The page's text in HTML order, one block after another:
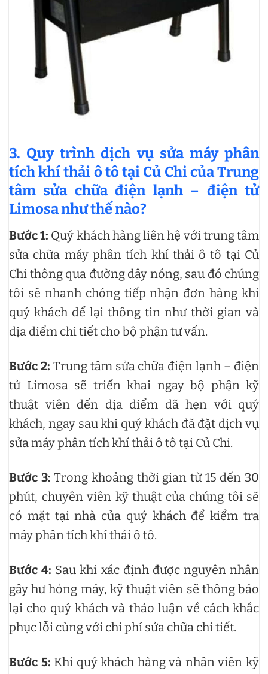
3. Quy trình dịch vụ sửa máy phân
tích khí thải ô tô tại Củ Chi của Trung
tâm sửa chữa điện lạnh – điện tử
Limosa như thế nào?
Bước 1: Quý khách hàng liên hệ với trung tâm
sửa chữa máy phân tích khí thải ô tô tại Củ
Chi thông qua đường dây nóng, sau đó chúng
tôi sẽ nhanh chóng tiếp nhận đơn hàng khi
quý khách để lại thông tin như thời gian và
địa điểm chi tiết cho bộ phận tư vấn.
Bước 2: Trung tâm sửa chữa điện lạnh – điện
tử Limosa sẽ triển khai ngay bộ phận kỹ
thuật viên đến địa điểm đã hẹn với quý
khách, ngay sau khi quý khách đã đặt dịch vụ
sửa máy phân tích khí thải ô tô tại Củ Chi.
Bước 3:Trong khoảng thời gian từ 15 đến 30
phút, chuyên viên kỹ thuật của chúng tôi sẽ
có mặt tại nhà của quý khách để kiểm tra
máy phân tích khí thải ô tô.
Bước 4: Sau khi xác định được nguyên nhân
gây hư hỏng máy, kỹ thuật viên sẽ thông báo
lại cho quý khách và thảo luận về cách khắc
phục lỗi cùng với chi phí sửa chữa chi tiết.
Bước 5: Khi quý khách hàng và nhân viên kỹ